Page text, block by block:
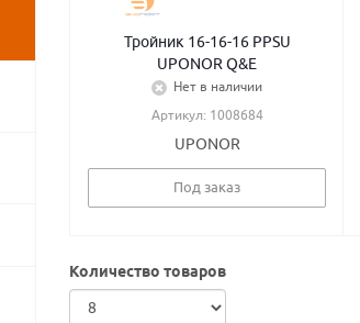
Тройник 16-16-16 PPSU
UPONOR Q&E
Нет в наличии
Артикул: 1008684
UPONOR
Под заказ
Количество товаров